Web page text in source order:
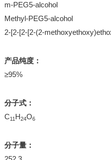
m-PEG5-alcohol
Methyl-PEG5-alcohol
2-[2-[2-[2-(2-
产品纯度：
≥95%
分子式：
C11 H24O6
分子量：